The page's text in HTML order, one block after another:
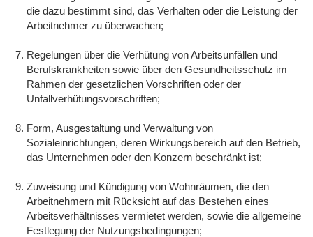
die dazu bestimmt sind, das Verhalten oder die Leistung der
Arbeitnehmer zu überwachen;
Regelungen über die Verhütung von Arbeitsunfällen und
Berufskrankheiten sowie über den Gesundheitsschutz im
Rahmen der gesetzlichen Vorschriften oder der
Unfallverhütungsvorschriften;
Form, Ausgestaltung und Verwaltung von
Sozialeinrichtungen, deren Wirkungsbereich auf den Betrieb,
das Unternehmen oder den Konzern beschränkt ist;
Zuweisung und Kündigung von Wohnräumen, die den
Arbeitnehmern mit Rücksicht auf das Bestehen eines
Arbeitsverhältnisses vermietet werden, sowie die allgemeine
Festlegung der Nutzungsbedingungen;